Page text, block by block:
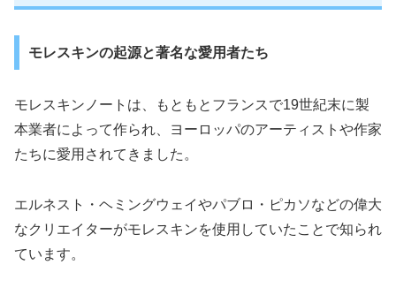
モレスキンの起源と著名な愛用者たち
モレスキンノートは、もともとフランスで19世紀末に製
本業者によって作られ、ヨーロッパのアーティストや作家
たちに愛用されてきました。
エルネスト・ヘミングウェイやパブロ・ピカソなどの偉大
なクリエイターがモレスキンを使用していたことで知られ
ています。